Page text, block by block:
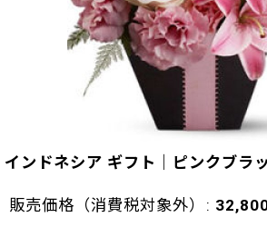
インドネシア ギフト｜ピンクブラ
販売価格（消費税対象外） :